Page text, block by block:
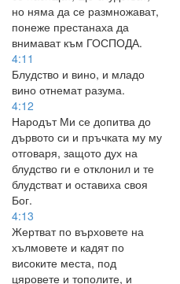
но няма да се размножават,
понеже престанаха да
внимават към ГОСПОДА.
4:11
Блудство и вино, и младо
вино отнемат разума.
4:12
Народът Ми се допитва до
дървото си и пръчката му му
отговаря, защото дух на
блудство ги е отклонил и те
блудстват и оставиха своя
Бог.
4:13
Жертват по върховете на
хълмовете и кадят по
високите места, под
цяровете и тополите, и